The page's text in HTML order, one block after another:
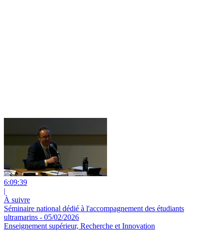
6:09:39
|
À suivre
Séminaire national dédié à l'accompagnement des étudiants
ultramarins - 05/02/2026
Enseignement supérieur, Recherche et Innovation